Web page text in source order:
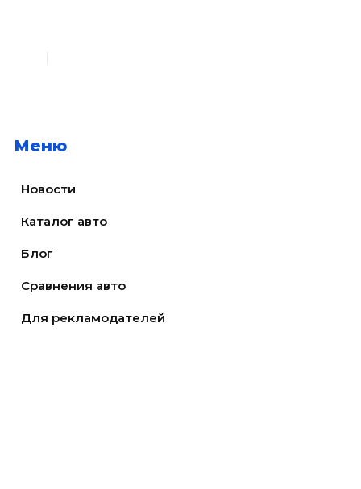
Меню
Новости
Каталог авто
Блог
Сравнения авто
Для рекламодателей